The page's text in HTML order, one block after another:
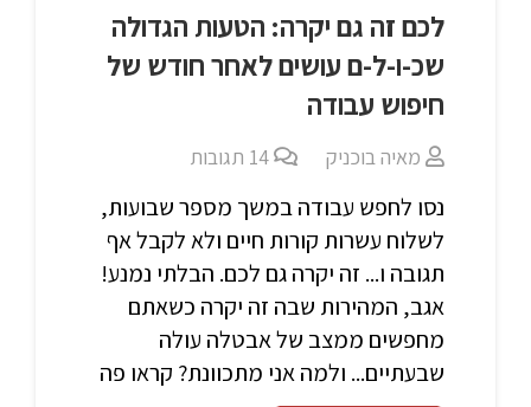
לכם זה גם יקרה: הטעות הגדולה
שכ-ו-ל-ם עושים לאחר חודש של
חיפוש עבודה
מאיה בוכניק 14 תגובות
נסו לחפש עבודה במשך מספר שבועות,
לשלוח עשרות קורות חיים ולא לקבל אף
תגובה ו... זה יקרה גם לכם. הבלתי נמנע!
אגב, המהירות שבה זה יקרה כשאתם
מחפשים ממצב של אבטלה עולה
שבעתיים... ולמה אני מתכוונת? קראו פה